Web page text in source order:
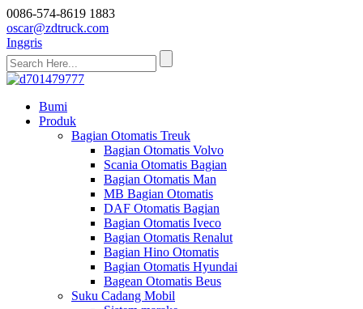
0086-574-8619 1883
oscar@zdtruck.com
Inggris
Bumi
Produk
Bagian Otomatis Treuk
Bagian Otomatis Volvo
Scania Otomatis Bagian
Bagian Otomatis Man
MB Bagian Otomatis
DAF Otomatis Bagian
Bagian Otomatis Iveco
Bagian Otomatis Renalut
Bagian Hino Otomatis
Bagian Otomatis Hyundai
Bagean Otomatis Beus
Suku Cadang Mobil